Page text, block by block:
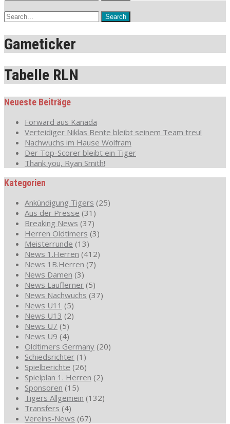
Gameticker
Tabelle RLN
Neueste Beiträge
Forward aus Kanada
Verteidiger Niklas Bente bleibt seinem Team treu!
Nachwuchs im Hause Wolfram
Der Top-Scorer bleibt ein Tiger
Thank you, Ryan Smith!
Kategorien
Ankündigung Tigers (25)
Aus der Presse (31)
Breaking News (37)
Herren Oldtimers (3)
Meisterrunde (13)
News 1.Herren (412)
News 1B.Herren (7)
News Damen (3)
News Lauflerner (5)
News Nachwuchs (37)
News U11 (5)
News U13 (2)
News U7 (5)
News U9 (4)
Oldtimers Germany (20)
Schiedsrichter (1)
Spielberichte (26)
Spielplan 1. Herren (2)
Sponsoren (15)
Tigers Allgemein (132)
Transfers (4)
Vereins-News (67)